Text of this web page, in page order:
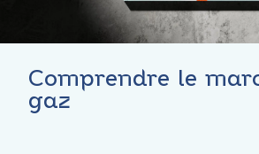
Comprendre le
gaz